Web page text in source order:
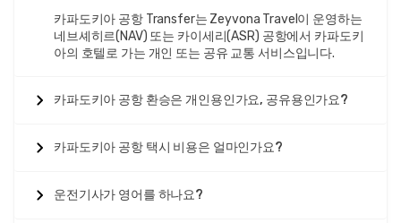
카파도키아 공항 Transfer는 Zeyvona Travel이 운영하는
네브셰히르(NAV) 또는 카이세리(ASR) 공항에서 카파도키
아의 호텔로 가는 개인 또는 공유 교통 서비스입니다.
카파도키아 공항 환승은 개인용인가요, 공유용인가요?
카파도키아 공항 택시 비용은 얼마인가요?
운전기사가 영어를 하나요?